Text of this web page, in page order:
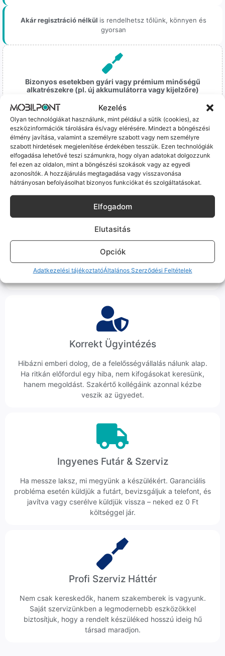
Kezelés
Olyan technológiákat használunk, mint például a sütik (cookies), az
eszközinformációk tárolására és/vagy elérésére. Mindezt a böngészési
élmény javítása, valamint a személyre szabott vagy nem személyre
szabott hirdetések megjelenítése érdekében tesszük. Ezen technológiák
elfogadása lehetővé teszi számunkra, hogy olyan adatokat dolgozzunk
fel ezen az oldalon, mint a böngészési szokások vagy az egyedi
azonosítók. A hozzájárulás megtagadása vagy visszavonása
hátrányosan befolyásolhat bizonyos funkciókat és szolgáltatásokat.
Elfogadom
Elutasitás
Opciók
Adatkezelési tájékoztatóÁltalános Szerződési Feltételek
Akár regisztráció nélkül is rendelhetsz tőlünk, könnyen és
gyorsan
Bizonyos esetekben gyári vagy prémium minőségű
alkatrészekre (pl. új akkumulátorra vagy kijelzőre)
Ez mindig 100%-os, tesztelt állapotot jelent. iPhone-oknál
előfordulhat az "Ismeretlen alkatrész" jelzés, de ne aggódj, ez
csak a gyártó szoftveres üzenete – a telefonod ettől még
tökéletesen és hibátlanul teszi a dolgát! Ha valahol (pl. Samsung
S-széria) a gyárinál rosszabb minőségű az alkatrész, azt a
termékleírásban külön jelezzük neked.
100% Elérhetőség
Nem egy arctalan webshop vagyunk: ha kérdésed van, élő
ember veszi fel a telefont, és személyesen is megtalálsz
Korrekt Ügyintézés
Hibázni emberi dolog, de a felelősségvállalás nálunk alap.
Ha ritkán előfordul egy hiba, nem kifogásokat keresünk,
hanem megoldást. Szakértő kollégáink azonnal kézbe
veszik az ügyedet.
Ingyenes Futár & Szerviz
Ha messze laksz, mi megyünk a készülékért. Garanciális
probléma esetén küldjük a futárt, bevizsgáljuk a telefont, és
javítva vagy cserélve küldjük vissza – neked ez 0 Ft
költséggel jár.
Profi Szerviz Háttér
Nem csak kereskedők, hanem szakemberek is vagyunk.
Saját szervizünkben a legmodernebb eszközökkel
biztosítjuk, hogy a rendelt készüléked hosszú ideig hű
társad maradjon.